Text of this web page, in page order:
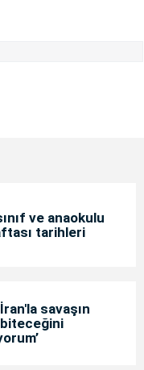
ve anaokulu
tarihleri
savaşın
biteceğini